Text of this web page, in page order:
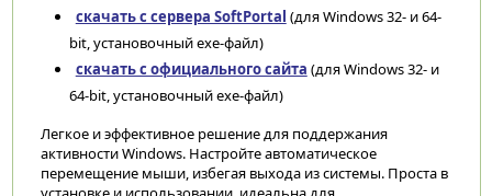
скачать с сервера SoftPortal (для Windows 32- и 64-
bit, установочный exe-файл)
скачать с официального сайта (для Windows 32- и
64-bit, установочный exe-файл)
Легкое и эффективное решение для поддержания
активности Windows. Настройте автоматическое
перемещение мыши, избегая выхода из системы. Проста в